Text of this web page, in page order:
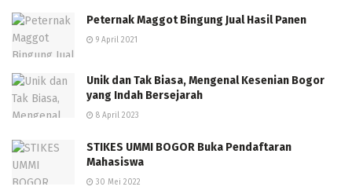
Peternak Maggot Bingung Jual Hasil Panen
9 April 2021
Unik dan Tak Biasa, Mengenal Kesenian Bogor
yang Indah Bersejarah
8 April 2023
STIKES UMMI BOGOR Buka Pendaftaran
Mahasiswa
30 Mei 2022